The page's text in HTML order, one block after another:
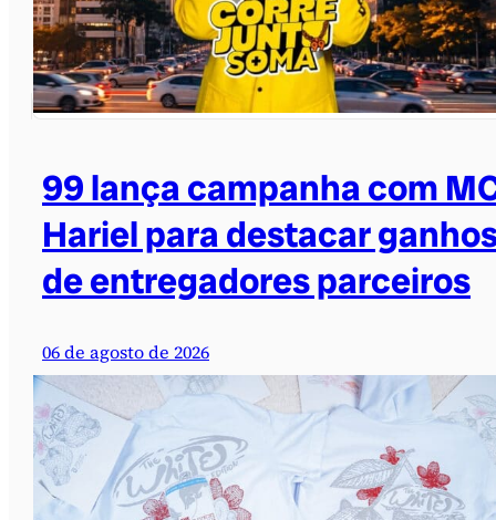
99 lança campanha com
Hariel para destacar
de entregadores parceiros
06 de agosto de 2026